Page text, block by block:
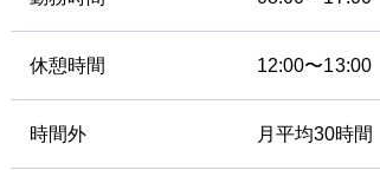
休憩時間 12:00〜13:00
時間外 月平均30時間